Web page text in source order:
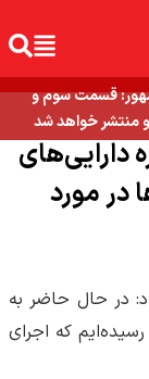
قسمت سوم و
منتشر خواهد شد
دارایی‌های
در مورد
در حال حاضر به
که اجرای